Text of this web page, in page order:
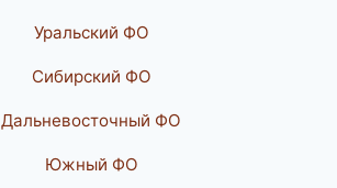
Уральский ФО
Сибирский ФО
Дальневосточный ФО
Южный ФО